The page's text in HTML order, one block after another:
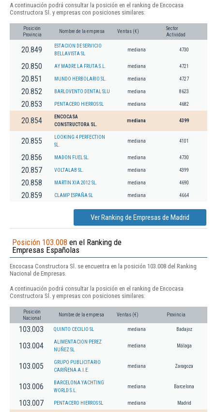
A continuación podrá consultar la posición en el ranking de Encocasa
Constructora Sl. y empresas con posiciones similares:
Posición
Provincia
Nombre de la empresa Ventas (€)
Sector
Actividad
20.849
ESTACION DE SERVICIO
BELLAVISTA SL
mediana 4730
20.850 AY MADRE LA FRUTA S.L. mediana 4721
20.851 MUNDO HERBOLARIO SL. mediana 4727
20.852 BARLOVENTO DENTAL SLU mediana 8623
20.853 PENTACERO HIERROS SL mediana 4682
20.854
ENCOCASA
CONSTRUCTORA SL.
mediana 4399
20.855
LOOKING 4 PERFECTION
SL.
mediana 4101
20.856 MADON FUEL SL. mediana 4730
20.857 VOLTALAB SL. mediana 4399
20.858 MARTIN XIA 2012 SL. mediana 4690
20.859 CLAMP ESPAÑA SL mediana 4664
Ver Ranking de Empresas de Madrid
Posición 103.008 en el Ranking de
Empresas Españolas
Encocasa Constructora Sl. se encuentra en la posición 103.008 del Ranking
Nacional de Empresas.
A continuación podrá consultar la posición en el ranking de Encocasa
Constructora Sl. y empresas con posiciones similares:
Posición
Nacional
Nombre de la empresa Ventas (€) Provincia
103.003 QUINTO CECILIO SL mediana Badajoz
103.004
ALIMENTACION PEREZ
NUÑEZ SL
mediana Málaga
103.005
GRUPO PUBLICITARIO
CARIÑENA A.I.E.
mediana Zaragoza
103.006
BARCELONA YACHTING
WORLD S.L.
mediana Barcelona
103.007 PENTACERO HIERROS SL mediana Madrid